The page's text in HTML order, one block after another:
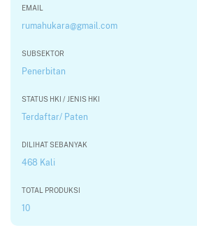
EMAIL
rumahukara@gmail.com
SUBSEKTOR
Penerbitan
STATUS HKI / JENIS HKI
Terdaftar/ Paten
DILIHAT SEBANYAK
468 Kali
TOTAL PRODUKSI
10